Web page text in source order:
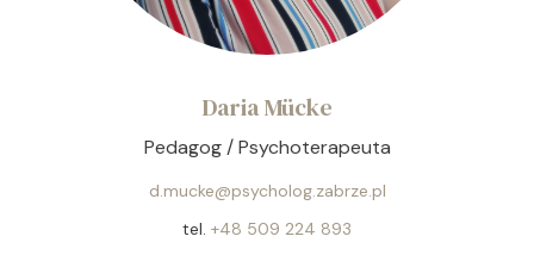
Pedagog / Psychoterapeuta
d.mucke@psycholog.zabrze.pl
tel. +48 509 224 893
Daria Mücke